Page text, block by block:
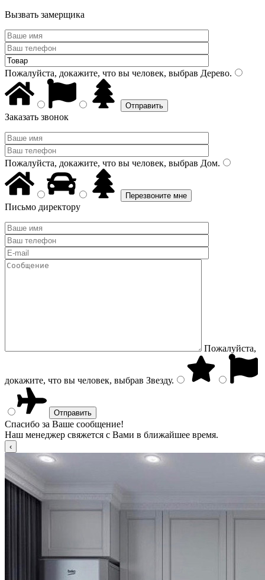
Вызвать замерщика
Пожалуйста, докажите, что вы человек, выбрав Дерево.
Заказать звонок
Пожалуйста, докажите, что вы человек, выбрав Дом.
Письмо директору
Пожалуйста,
докажите, что вы человек, выбрав Звезду.
Спасибо за Ваше сообщение!
Наш менеджер свяжется с Вами в ближайшее время.